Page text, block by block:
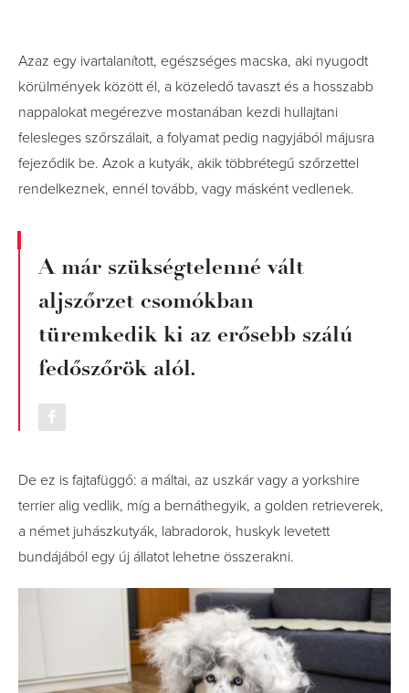
Azaz egy ivartalanított, egészséges macska, aki nyugodt
körülmények között él, a közeledő tavaszt és a hosszabb
nappalokat megérezve mostanában kezdi hullajtani
felesleges szőrszálait, a folyamat pedig nagyjából májusra
fejeződik be. Azok a kutyák, akik többrétegű szőrzettel
rendelkeznek, ennél tovább, vagy másként vedlenek.
A már szükségtelenné vált
aljszőrzet csomókban
türemkedik ki az erősebb szálú
fedőszőrök alól.
De ez is fajtafüggő: a máltai, az uszkár vagy a yorkshire
terrier alig vedlik, míg a bernáthegyik, a golden retrieverek,
a német juhászkutyák, labradorok, huskyk levetett
bundájából egy új állatot lehetne összerakni.